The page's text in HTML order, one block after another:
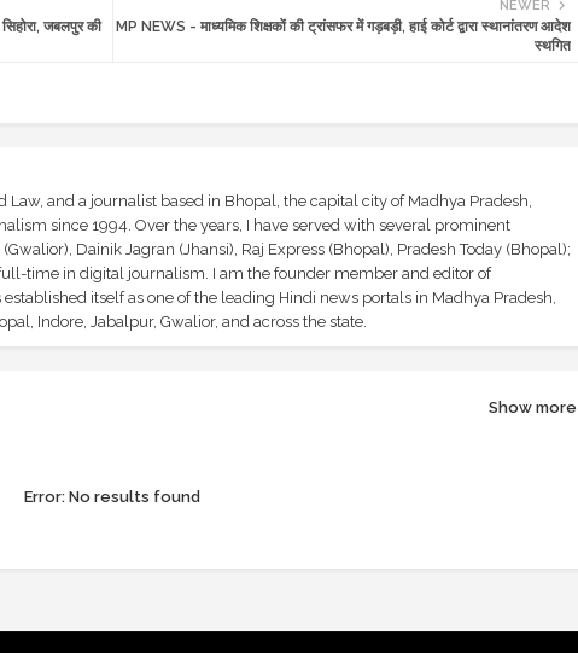
NEWER
MP NEWS - माध्यमिक शिक्षकों की ट्रांसफर में गड़बड़ी, हाई कोर्ट द्वारा स्थानांतरण आदेश
स्थगित
जबलपुर की
and a journalist based in Bhopal, the capital city of Madhya Pradesh,
since 1994. Over the years, I have served with several prominent
Dainik Jagran (Jhansi), Raj Express (Bhopal), Pradesh Today (Bhopal);
time in digital journalism. I am the founder member and editor of
itself as one of the leading Hindi news portals in Madhya Pradesh,
Indore, Jabalpur, Gwalior, and across the state.
Show more
Error:No results found